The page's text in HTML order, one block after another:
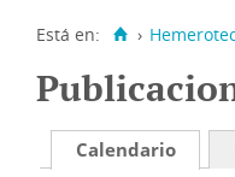
Está en: ›
Calendario